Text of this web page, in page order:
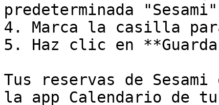
predeterminada
4. Marca la casilla
5. Haz clic en
Tus reservas de
la app Calendario de